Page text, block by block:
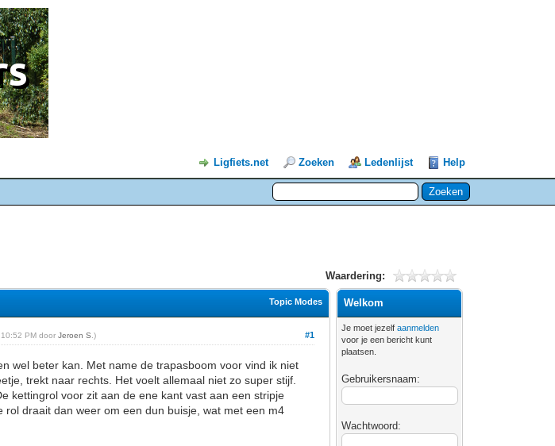
Ligfiets.net Zoeken Ledenlijst Help
Waardering:
Topic Modes
#1
10:52 PM doorJeroen S .)
wel beter kan. Met name de trapasboom voor vind ik niet
trekt naar rechts. Het voelt allemaal niet zo super stijf.
kettingrol voor zit aan de ene kant vast aan een stripje
draait dan weer om een dun buisje, wat met een m4
Welkom
Je moet jezelfaanmelden
voor je een bericht kunt
plaatsen.
Gebruikersnaam:
Wachtwoord: